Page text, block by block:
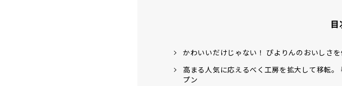
目
かわいいだけじゃない！ ぴよりんのおいしさ
高まる人気に応えるべく工房を拡大して移転
プン